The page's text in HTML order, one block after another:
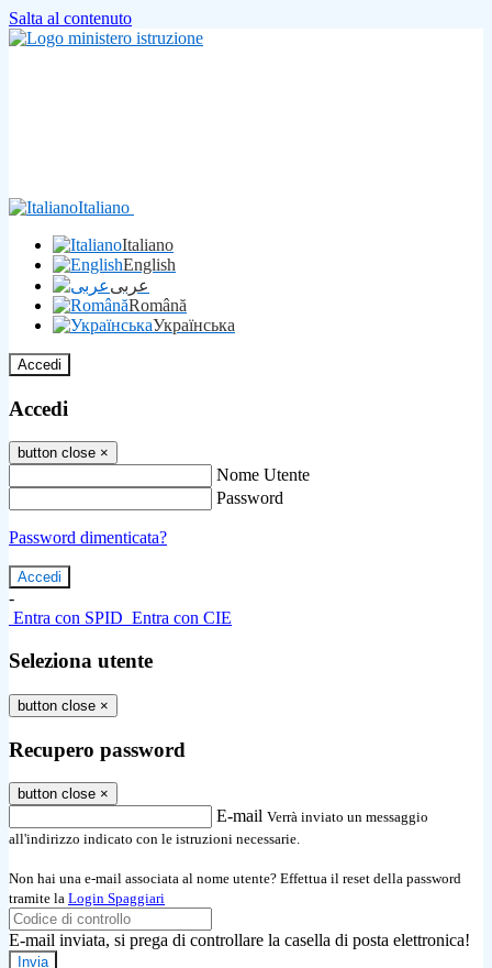
Salta al contenuto
Italiano
Italiano
English
عربى
Română
Українська
Accedi
Accedi
button close ×
Nome Utente
Password
Password dimenticata?
-
Entra con SPID Entra con CIE
Seleziona utente
button close ×
Recupero password
button close ×
E-mail Verrà inviato un messaggio
all'indirizzo indicato con le istruzioni necessarie.
Non hai una e-mail associata al nome utente? Effettua il reset della password
tramite la Login Spaggiari
E-mail inviata, si prega di controllare la casella di posta elettronica!